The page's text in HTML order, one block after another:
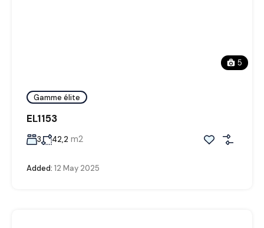
5
Gamme élite
EL1153
3 42,2 m2
Added: 12 May 2025